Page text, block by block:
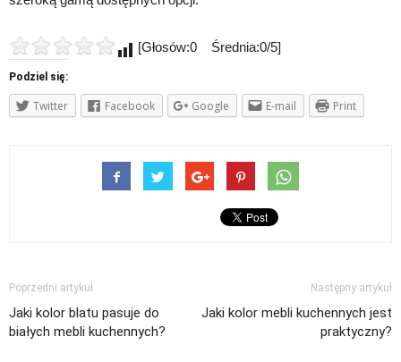
[Głosów:0 Średnia:0/5]
Podziel się:
Twitter Facebook Google E-mail Print
Poprzedni artykuł
Jaki kolor blatu pasuje do
białych mebli kuchennych?
Następny artykuł
Jaki kolor mebli kuchennych jest
praktyczny?